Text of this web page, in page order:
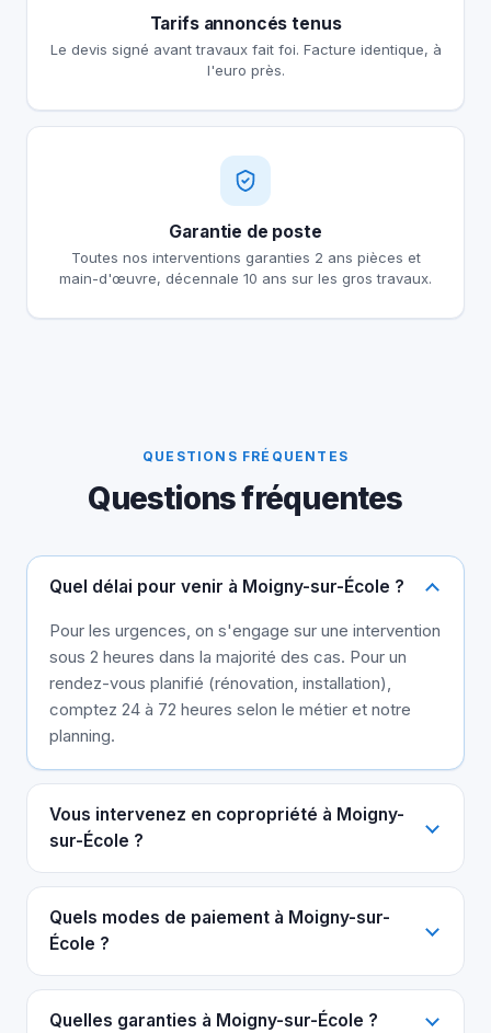
Tarifs annoncés tenus
Le devis signé avant travaux fait foi. Facture identique, à
l'euro près.
Garantie de poste
Toutes nos interventions garanties 2 ans pièces et
main-d'œuvre, décennale 10 ans sur les gros travaux.
QUESTIONS FRÉQUENTES
Questions fréquentes
Quel délai pour venir à Moigny-sur-École ?
Pour les urgences, on s'engage sur une intervention
sous 2 heures dans la majorité des cas. Pour un
rendez-vous planifié (rénovation, installation),
comptez 24 à 72 heures selon le métier et notre
planning.
Vous intervenez en copropriété à Moigny-
sur-École ?
Quels modes de paiement à Moigny-sur-
École ?
Quelles garanties à Moigny-sur-École ?